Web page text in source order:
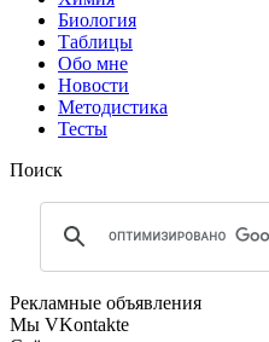
Биология
Таблицы
Обо мне
Новости
Методистика
Тесты
Поиск
Рекламные объявления
Мы VKontakte